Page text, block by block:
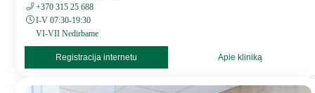
+370 315 25 688
I-V 07:30-19:30
VI-VII Nedirbame
Registracija internetu Apie kliniką